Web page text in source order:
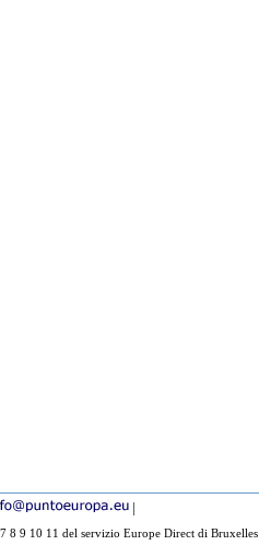
|
8 9 10 11 del servizio Europe Direct di Bruxelles